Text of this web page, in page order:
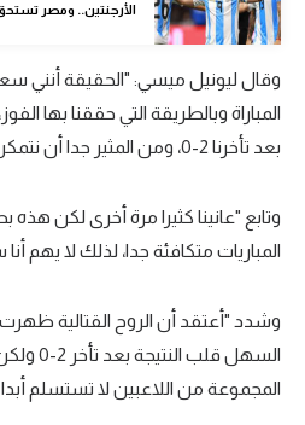
ركن الألعاب
أقسام خاصة
Gamers
تحقيق في الجول
تحليل في الجول
حكايات في الجول
الأرجنتين.. ومصر
وقال ليونيل ميسي: "الحقيقة أنني
المباراة وبالطريقة التي حققنا بها
بعد تأخرنا 2-0، ومن المثير جدا أن نتمكن من قلب النتيجة مرة أخرى".
وتابع "عانينا كثيرا مرة أخرى لكن
المباريات متكافئة جدا، لذلك لا يهم
وشدد "أعتقد أن الروح القتالية
السهل
المجموعة من اللاعبين لا تستسلم